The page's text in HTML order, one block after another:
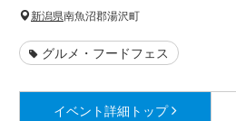
新潟県南魚沼郡湯沢町
グルメ・フードフェス
イベント詳細 トップ